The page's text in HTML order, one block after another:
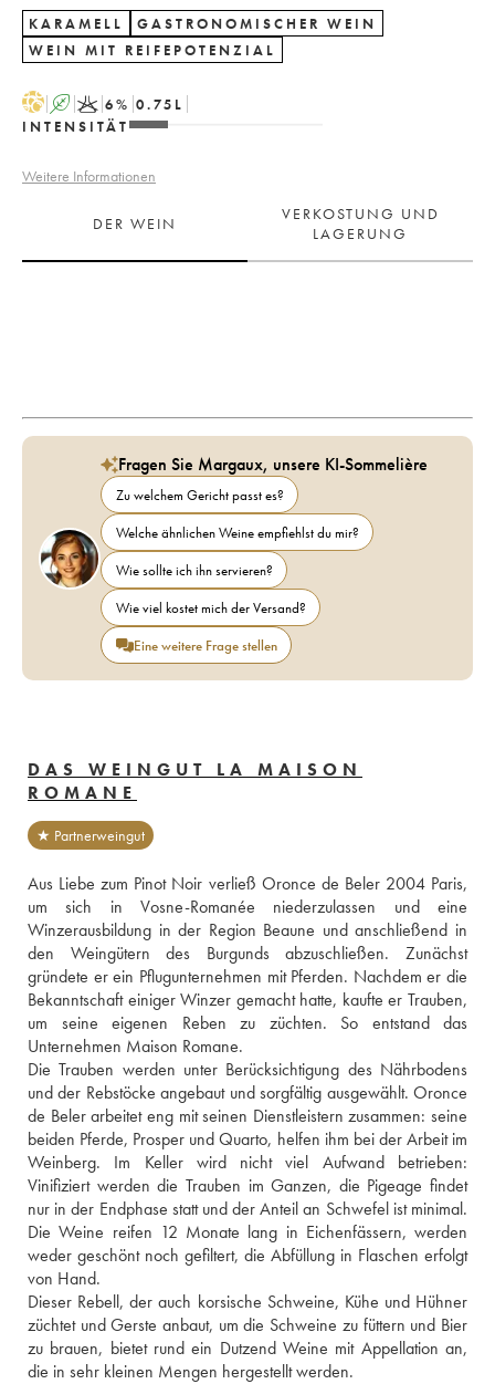
KARAMELL
GASTRONOMISCHER WEIN
WEIN MIT REIFEPOTENZIAL
H A K 6% 0.75 L
INTENSITÄT
Weitere Informationen
DER WEIN
VERKOSTUNG UND
LAGERUNG
Fragen Sie Margaux, unsere KI-Sommelière
Zu welchem Gericht passt es?
Welche ähnlichen Weine empfiehlst du mir?
Wie sollte ich ihn servieren?
Wie viel kostet mich der Versand?
Eine weitere Frage stellen
DAS WEINGUT LA MAISON
ROMANE
★ Partnerweingut
Aus Liebe zum Pinot Noir verließ Oronce de Beler 2004 Paris,
um sich in Vosne-Romanée niederzulassen und eine
Winzerausbildung in der Region Beaune und anschließend in
den Weingütern des Burgunds abzuschließen. Zunächst
gründete er ein Pflugunternehmen mit Pferden. Nachdem er die
Bekanntschaft einiger Winzer gemacht hatte, kaufte er Trauben,
um seine eigenen Reben zu züchten. So entstand das
Unternehmen Maison Romane.
Die Trauben werden unter Berücksichtigung des Nährbodens
und der Rebstöcke angebaut und sorgfältig ausgewählt. Oronce
de Beler arbeitet eng mit seinen Dienstleistern zusammen: seine
beiden Pferde, Prosper und Quarto, helfen ihm bei der Arbeit im
Weinberg. Im Keller wird nicht viel Aufwand betrieben:
Vinifiziert werden die Trauben im Ganzen, die Pigeage findet
nur in der Endphase statt und der Anteil an Schwefel ist minimal.
Die Weine reifen 12 Monate lang in Eichenfässern, werden
weder geschönt noch gefiltert, die Abfüllung in Flaschen erfolgt
von Hand.
Dieser Rebell, der auch korsische Schweine, Kühe und Hühner
züchtet und Gerste anbaut, um die Schweine zu füttern und Bier
zu brauen, bietet rund ein Dutzend Weine mit Appellation an,
die in sehr kleinen Mengen hergestellt werden.